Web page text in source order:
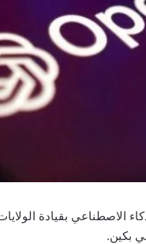
الاصطناعي بقيادة
بكين.